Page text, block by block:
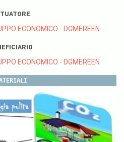
ECONOMICO - DGMEREEN
ECONOMICO - DGMEREEN